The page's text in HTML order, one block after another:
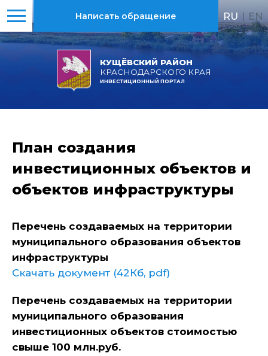
КУЩЁВСКИЙ РАЙОН
КРАСНОДАРСКОГО КРАЯ
ИНВЕСТИЦИОННЫЙ ПОРТАЛ
Написать обращение RU | EN
План создания
инвестиционных объектов и
объектов инфраструктуры
Перечень создаваемых на территории
муниципального образования объектов
инфраструктуры
Скачать документ (42Кб, pdf)
Перечень создаваемых на территории
муниципального образования
инвестиционных объектов стоимостью
свыше 100 млн.руб.